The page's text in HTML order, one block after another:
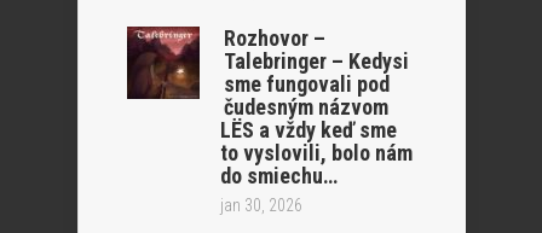
Rozhovor –
Talebringer – Kedysi
sme fungovali pod
čudesným názvom
LËS a vždy keď sme
to vyslovili, bolo nám
do smiechu…
jan 30, 2026